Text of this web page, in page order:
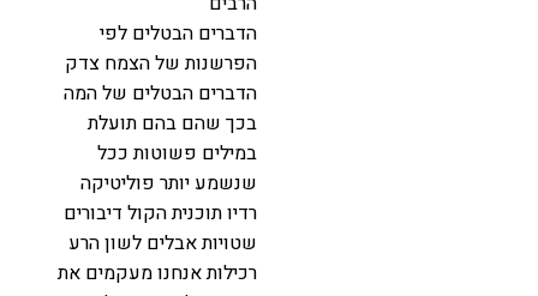
הדברים הבטלים לפי
הפרשנות של הצמח צדק
הדברים הבטלים של המה
בכך שהם בהם תועלת
במילים פשוטות ככל
שנשמע יותר פוליטיקה
רדיו תוכנית הקול דיבורים
שטויות אבלים לשון הרע
רכילות אנחנו מעקמים את